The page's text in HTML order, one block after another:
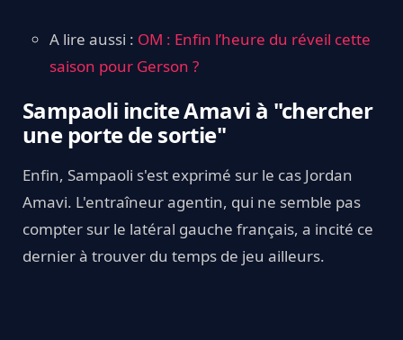
A lire aussi : OM : Enfin l’heure du réveil cette
saison pour Gerson ?
Sampaoli incite Amavi à "chercher
une porte de sortie"
Enfin, Sampaoli s'est exprimé sur le cas Jordan
Amavi. L'entraîneur agentin, qui ne semble pas
compter sur le latéral gauche français, a incité ce
dernier à trouver du temps de jeu ailleurs.